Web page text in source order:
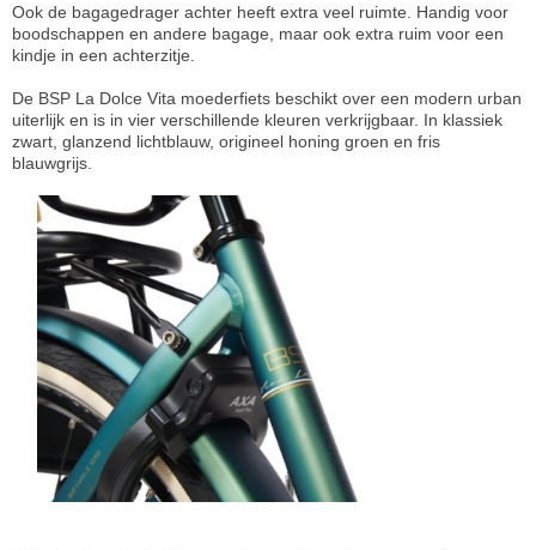
Ook de bagagedrager achter heeft extra veel ruimte. Handig voor
boodschappen en andere bagage, maar ook extra ruim voor een
kindje in een achterzitje.
De BSP La Dolce Vita moederfiets beschikt over een modern urban
uiterlijk en is in vier verschillende kleuren verkrijgbaar. In klassiek
zwart, glanzend lichtblauw, origineel honing groen en fris
blauwgrijs.